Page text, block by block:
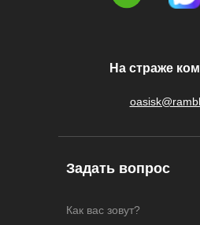
Как вас зовут?
На страже
Задать вопрос